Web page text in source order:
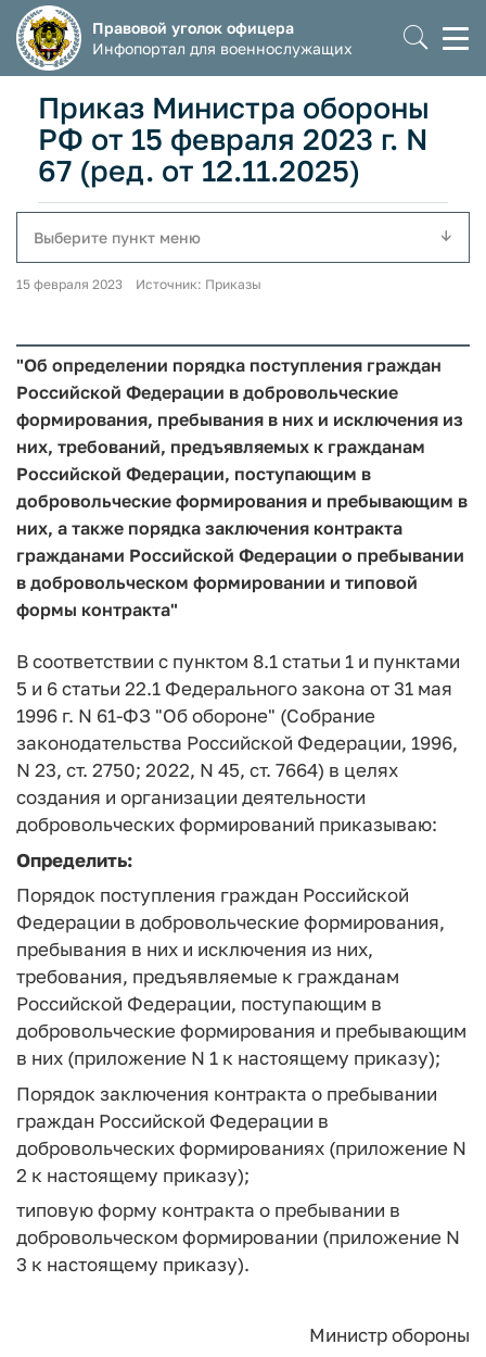
Правовой уголок офицера
Инфопортал для военнослужащих
Приказ Министра обороны
РФ от 15 февраля 2023 г. N
67 (ред. от 12.11.2025)
Выберите пункт меню
15 февраля 2023 Источник: Приказы
"Об определении порядка поступления граждан
Российской Федерации в добровольческие
формирования, пребывания в них и исключения из
них, требований, предъявляемых к гражданам
Российской Федерации, поступающим в
добровольческие формирования и пребывающим в
них, а также порядка заключения контракта
гражданами Российской Федерации о пребывании
в добровольческом формировании и типовой
формы контракта"
В соответствии с пунктом 8.1 статьи 1 и пунктами
5 и 6 статьи 22.1 Федерального закона от 31 мая
1996 г. N 61-ФЗ "Об обороне" (Собрание
законодательства Российской Федерации, 1996,
N 23, ст. 2750; 2022, N 45, ст. 7664) в целях
создания и организации деятельности
добровольческих формирований приказываю:
Определить:
Порядок поступления граждан Российской
Федерации в добровольческие формирования,
пребывания в них и исключения из них,
требования, предъявляемые к гражданам
Российской Федерации, поступающим в
добровольческие формирования и пребывающим
в них (приложение N 1 к настоящему приказу);
Порядок заключения контракта о пребывании
граждан Российской Федерации в
добровольческих формированиях (приложение N
2 к настоящему приказу);
типовую форму контракта о пребывании в
добровольческом формировании (приложение N
3 к настоящему приказу).
Министр обороны